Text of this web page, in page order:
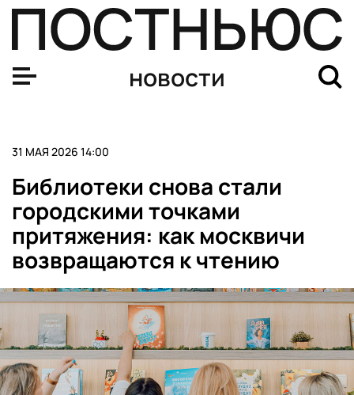
новости
31 МАЯ 2026 14:00
Библиотеки снова стали
городскими точками
притяжения: как москвичи
возвращаются к чтению
Исследование показало разное отношение поколений